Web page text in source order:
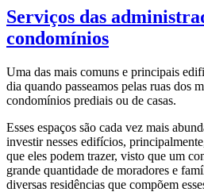
Serviços das
condomínios
Uma das mais comuns e principais
dia quando passeamos pelas ruas dos
condomínios prediais ou de casas.
Esses espaços são cada vez mais
investir nesses edifícios,
que eles podem trazer, visto que um
grande quantidade de moradores e
diversas residências que compõem